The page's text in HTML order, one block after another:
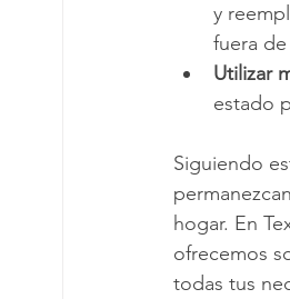
y
fuera
Utilizar
estado
Siguiendo
hogar. En
ofrecemos
todas tus